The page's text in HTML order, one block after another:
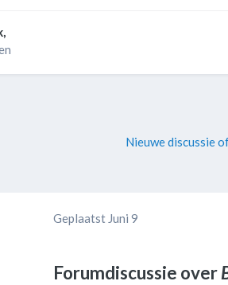
,
Nieuwe discussie
Geplaatst Juni 9
Forumdiscussie over